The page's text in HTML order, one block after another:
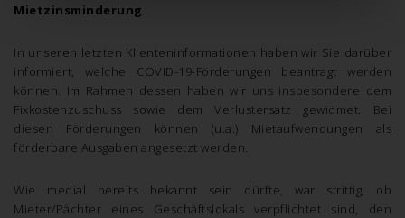
Mietzinsminderung
In unseren letzten Klienteninformationen haben wir Sie darüber
informiert, welche COVID-19-Förderungen beantragt werden
können. Im Rahmen dessen haben wir uns insbesondere dem
Fixkostenzuschuss sowie dem Verlustersatz gewidmet. Bei
diesen Förderungen können (u.a.) Mietaufwendungen als
förderbare Ausgaben angesetzt werden.
Wie medial bereits bekannt sein dürfte, war strittig, ob
Mieter/Pächter eines Geschäftslokals verpflichtet sind, den